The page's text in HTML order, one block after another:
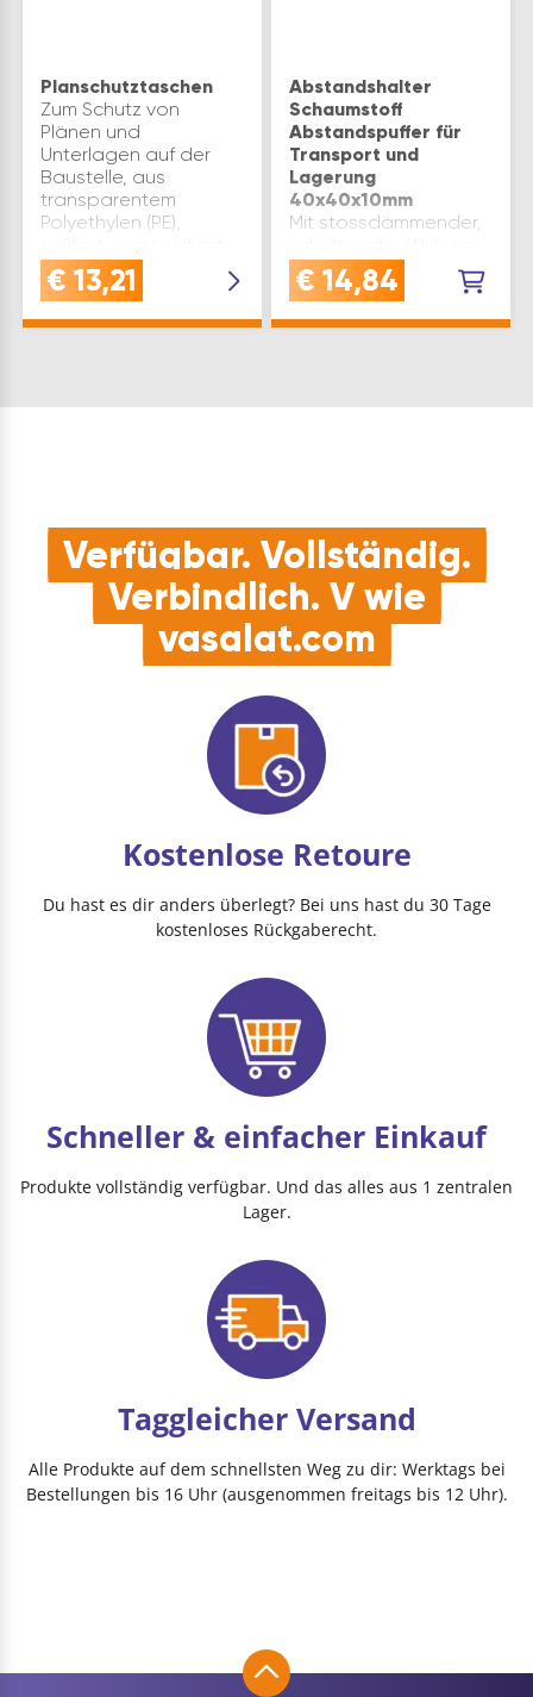
Planschutztaschen
Zum Schutz von
Plänen und
Unterlagen auf der
Baustelle, aus
transparentem
Polyethylen (PE),
und wetterfest. Größe:
A 3 (320 x 440 mm)
€ 13,21
Abstandshalter
Schaumstoff
Abstandspuffer für
Transport und
Lagerung
40x40x10mm
Mit stossdämmender,
Verhindern z.B.
Schäden bei der
Transport schwerer
€ 14,84
Verfügbar. Vollständig.
Verbindlich. V wie
vasalat.com
Kostenlose Retoure
Du hast es dir anders überlegt? Bei uns hast du 30 Tage
kostenloses Rückgaberecht.
Schneller & einfacher Einkauf
Produkte vollständig verfügbar. Und das alles aus 1 zentralen
Lager.
Taggleicher Versand
Alle Produkte auf dem schnellsten Weg zu dir: Werktags bei
Bestellungen bis 16 Uhr (ausgenommen freitags bis 12 Uhr).